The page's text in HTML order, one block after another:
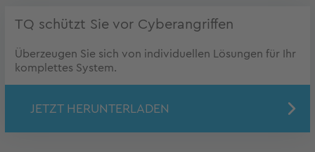
TQ schützt Sie vor Cyberangriffen
Überzeugen Sie sich von individuellen Lösungen für Ihr
komplettes System.
JETZT HERUNTERLADEN